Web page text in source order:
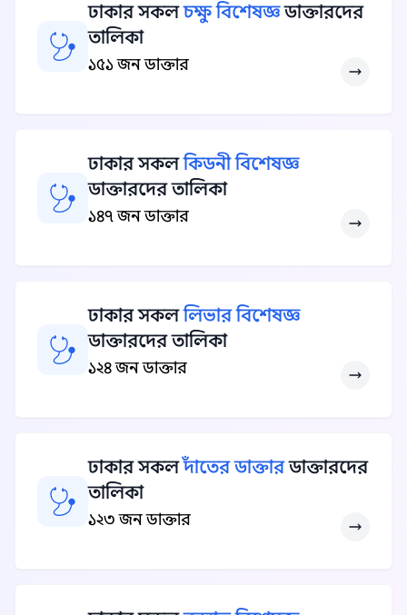
ঢাকার সকলচক্ষু বিশেষজ্ঞডাক্তারদের
তালিকা
১৫১ জন ডাক্তার
ঢাকার সকলকিডনী বিশেষজ্ঞ
ডাক্তারদের তালিকা
১৪৭ জন ডাক্তার
ঢাকার সকললিভার বিশেষজ্ঞ
ডাক্তারদের তালিকা
১২৪ জন ডাক্তার
ঢাকার সকলদাঁতের ডাক্তারডাক্তারদের
তালিকা
১২৩ জন ডাক্তার